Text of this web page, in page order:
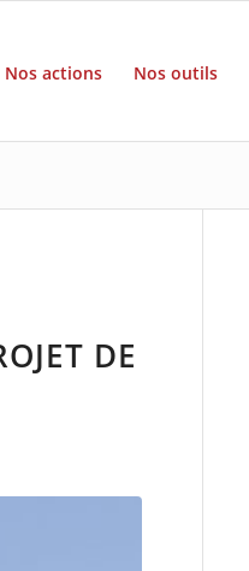
Nos actions Nos outils
DE